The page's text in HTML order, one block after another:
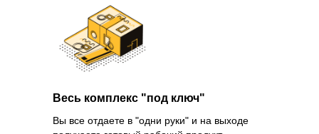
Вы все отдаете в "одни руки" и на выходе
Весь комплекс "под ключ"